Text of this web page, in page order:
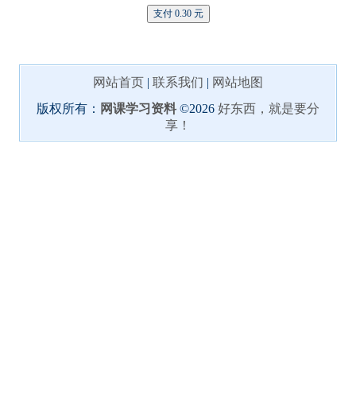
网站首页 | 联系我们 | 网站地图
版权所有： 网课学习资料©2026 好东西，就是要分
享！